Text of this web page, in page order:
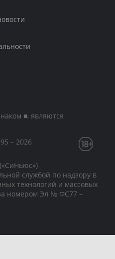
■, являются
– 2026
службой по надзору в
технологий и массовых
номером Эл № ФС77 –